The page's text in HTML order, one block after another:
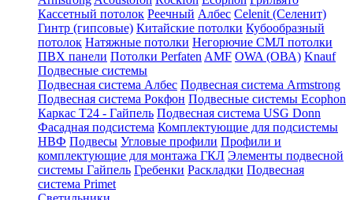
Кассетный потолок Реечный Албес Celenit (Селенит)
Гинтр (гипсовые) Китайские потолки Кубообразный
потолок Натяжные потолки Негорючие СМЛ потолки
ПВХ панели Потолки Perfaten AMF OWA (ОВА) Knauf
Подвесные системы
Подвесная система Албес Подвесная система Armstrong
Подвесная система Рокфон Подвесные системы Ecophon
Каркас Т24 - Гайпель Подвесная система USG Donn
Фасадная подсистема Комплектующие для подсистемы
НВФ Подвесы Угловые профили Профили и
комплектующие для монтажа ГКЛ Элементы подвесной
системы Гайпель Гребенки Раскладки Подвесная
система Primet